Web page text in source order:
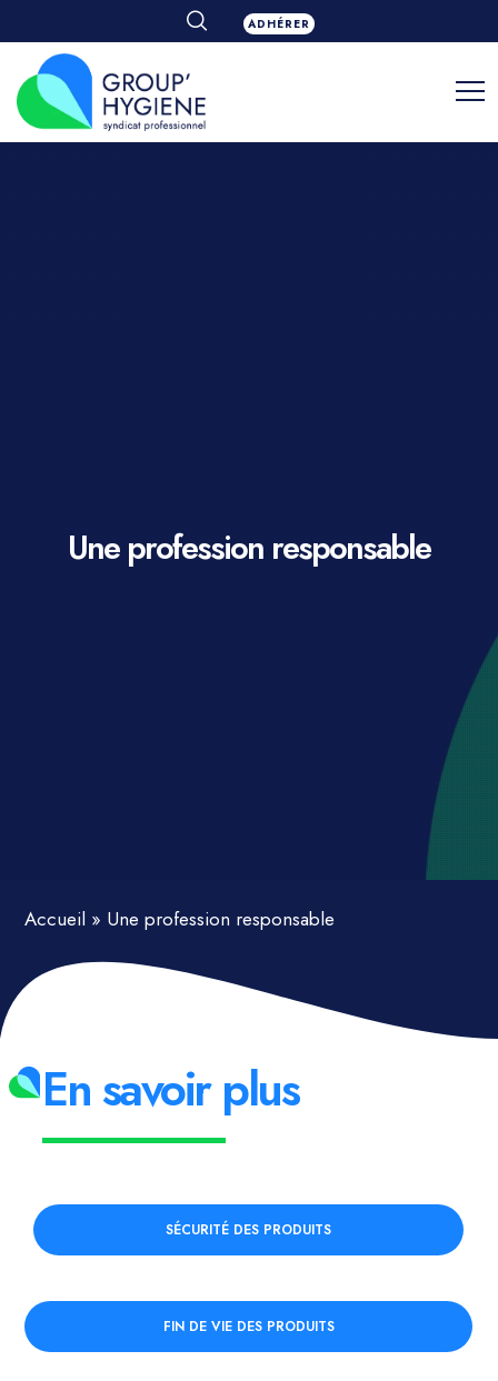
ADHÉRER
Une profession responsable
Accueil » Une profession responsable
En savoir plus
SÉCURITÉ DES PRODUITS
FIN DE VIE DES PRODUITS